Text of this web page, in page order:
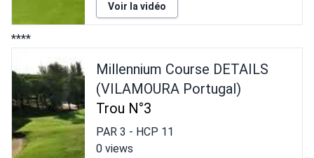
Voir la vidéo
****
Millennium Course DETAILS
(VILAMOURA Portugal)
Trou N°3
PAR 3 - HCP 11
0 views